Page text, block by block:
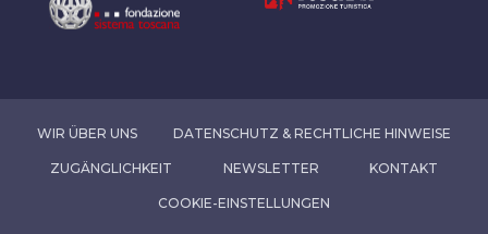
WIR ÜBER UNS DATENSCHUTZ & RECHTLICHE HINWEISE
ZUGÄNGLICHKEIT NEWSLETTER KONTAKT
COOKIE-EINSTELLUNGEN